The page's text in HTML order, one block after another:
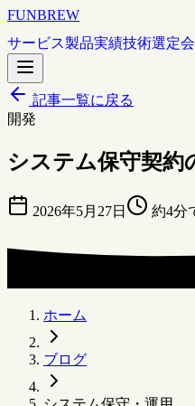
FUNBREW
サービス製品実績技術選定
記事一覧に戻る
開発
システム保守契約
2026年5月27日 約4分
ホーム
ブログ